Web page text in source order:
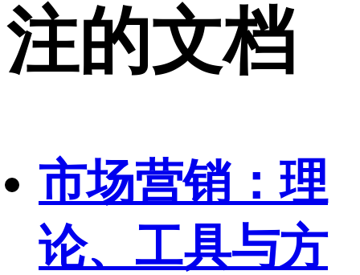
注的文档
市场营销：理
论、工具与方